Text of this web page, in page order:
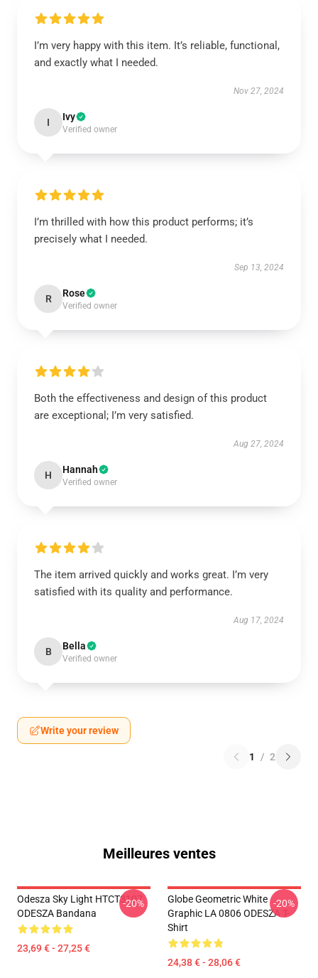
I’m very happy with this item. It’s reliable, functional,
and exactly what I needed.
Nov 27, 2024
I Ivy
Verified owner
I’m thrilled with how this product performs; it’s
precisely what I needed.
Sep 13, 2024
R Rose
Verified owner
Both the effectiveness and design of this product
are exceptional; I’m very satisfied.
Aug 27, 2024
H Hannah
Verified owner
The item arrived quickly and works great. I’m very
satisfied with its quality and performance.
Aug 17, 2024
B Bella
Verified owner
Write your review
1 / 2
Meilleures ventes
Odesza Sky Light HTCT3107
ODESZA Bandana
23,69 € - 27,25 €
-20%
Globe Geometric White
Graphic LA 0806 ODESZA T-
Shirt
24,38 € - 28,06 €
-20%